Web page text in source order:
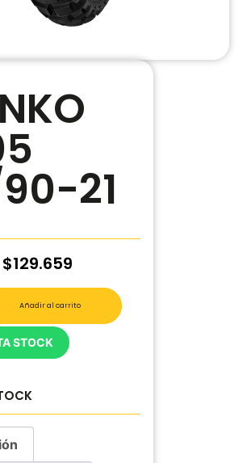
21
$129.659
Añadir al carrito
STOCK